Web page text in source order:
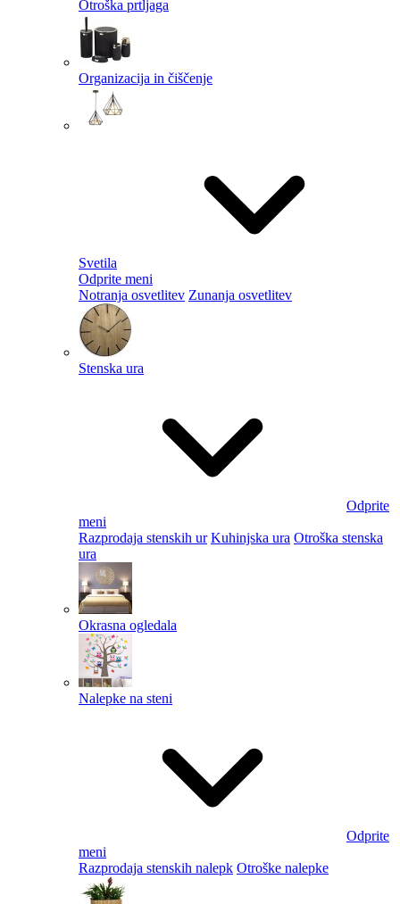
Otroška prtljaga
Organizacija in čiščenje
Svetila
Odprite meni
Notranja osvetlitev Zunanja osvetlitev
Stenska ura
Odprite
meni
Razprodaja stenskih ur Kuhinjska ura Otroška stenska
ura
Okrasna ogledala
Nalepke na steni
Odprite
meni
Razprodaja stenskih nalepk Otroške nalepke